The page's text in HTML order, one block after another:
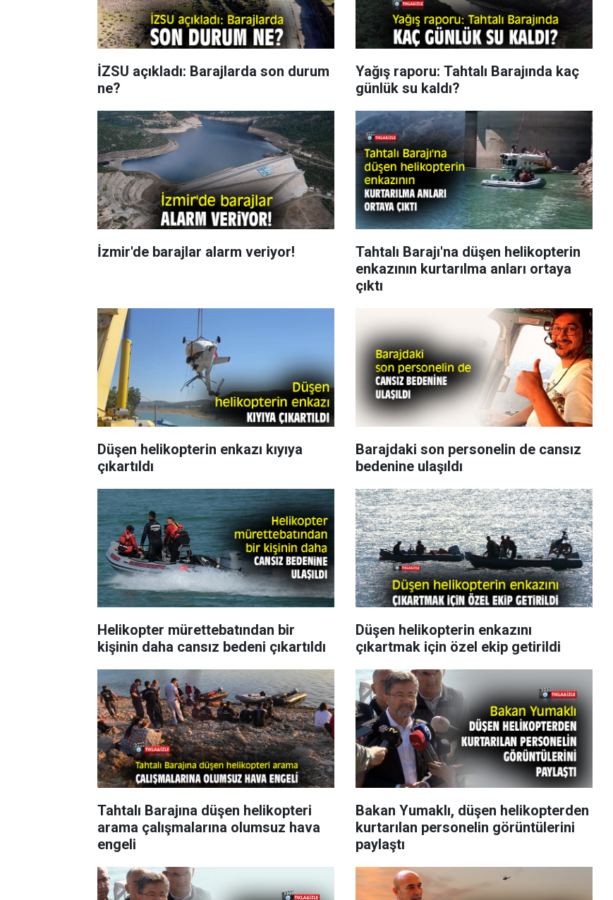
İZSU açıkladı: Barajlarda son durum
ne?
Yağış raporu: Tahtalı Barajında kaç
günlük su kaldı?
İzmir'de barajlar alarm veriyor!
Tahtalı Barajı'na düşen helikopterin
enkazının kurtarılma anları ortaya
çıktı
Düşen helikopterin enkazı kıyıya
çıkartıldı
Barajdaki son personelin de cansız
bedenine ulaşıldı
Helikopter mürettebatından bir
kişinin daha cansız bedeni çıkartıldı
Düşen helikopterin enkazını
çıkartmak için özel ekip getirildi
Tahtalı Barajına düşen helikopteri
arama çalışmalarına olumsuz hava
engeli
Bakan Yumaklı, düşen helikopterden
kurtarılan personelin görüntülerini
paylaştı